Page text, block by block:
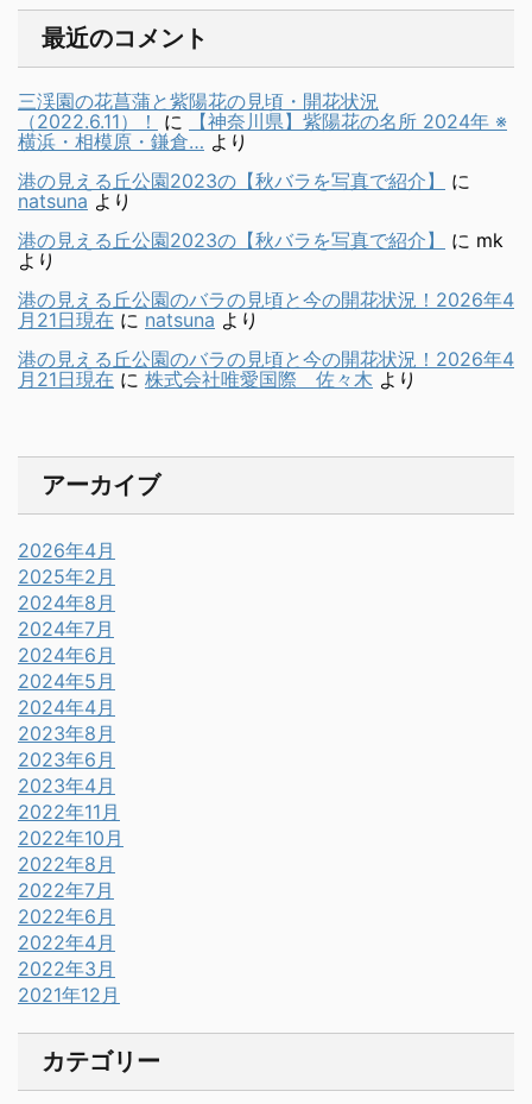
最近のコメント
三渓園の花菖蒲と紫陽花の見頃・開花状況
（2022.6.11）！
に
【神奈川県】紫陽花の名所 2024年 ※
横浜・相模原・鎌倉… より
港の見える丘公園2023の【秋バラを写真で紹介】
に
natsuna より
港の見える丘公園2023の【秋バラを写真で紹介】
に mk
より
港の見える丘公園のバラの見頃と今の開花状況！2026年4
月21日現在 に natsuna より
港の見える丘公園のバラの見頃と今の開花状況！2026年4
月21日現在 に 株式会社唯愛国際 佐々木 より
アーカイブ
2026年4月
2025年2月
2024年8月
2024年7月
2024年6月
2024年5月
2024年4月
2023年8月
2023年6月
2023年4月
2022年11月
2022年10月
2022年8月
2022年7月
2022年6月
2022年4月
2022年3月
2021年12月
カテゴリー